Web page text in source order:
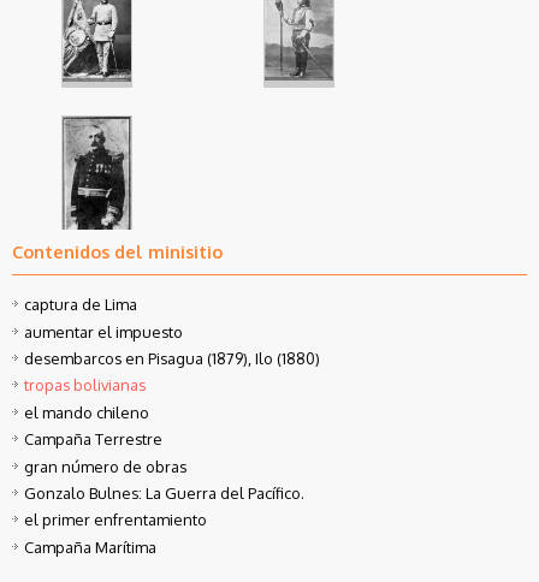
abanderado del
Batallón boliviano
Paucarpata y su
bandera
General Roque
1914
Contenidos del minisitio
captura de Lima
aumentar el impuesto
desembarcos en Pisagua (1879), Ilo (1880)
tropas bolivianas
el mando chileno
Campaña Terrestre
gran número de obras
Gonzalo Bulnes: La Guerra del Pacífico.
el primer enfrentamiento
Campaña Marítima